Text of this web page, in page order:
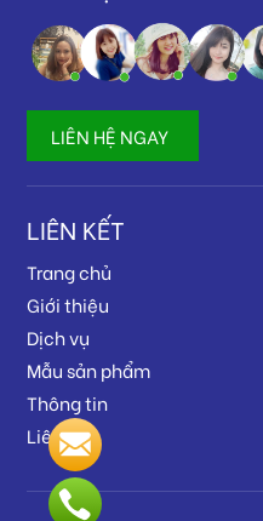
LIÊN HỆ NGAY
LIÊN KẾT
Trang chủ
Giới thiệu
Dịch vụ
Mẫu sản phẩm
Thông tin
Liên hệ